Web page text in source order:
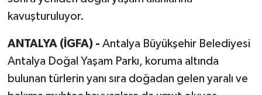
kavuşturuluyor.
ANTALYA (İGFA) - Antalya Büyükşehir Belediyesi
Antalya Doğal Yaşam Parkı, koruma altında
bulunan türlerin yanı sıra doğadan gelen yaralı ve